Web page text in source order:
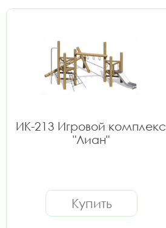
ИК-213 Игровой комплекс
"Лиан"
Купить